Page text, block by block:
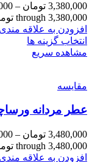
3,380,000 تومان –
through 3,380,000 تومان
افزودن به علاقه مندی
انتخاب گزینه ها
مشاهده سریع
مقایسه
عطر مردانه
3,480,000 تومان –
through 3,480,000 تومان
افزودن به علاقه مندی